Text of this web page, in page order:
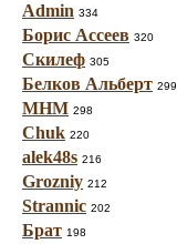
Admin 334
Борис Ассеев 320
Скилеф 305
Белков Альберт 299
МНМ 298
Chuk 220
alek48s 216
Grozniy 212
Strannic 202
Брат 198